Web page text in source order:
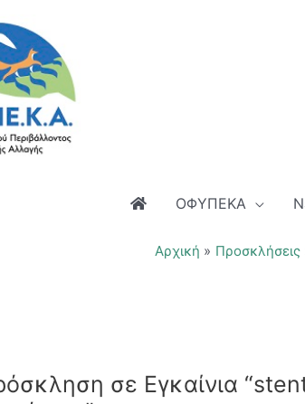
ΟΦΥΠΕΚΑ
Αρχική Προσκλήσεις
σε Εγκαίνια